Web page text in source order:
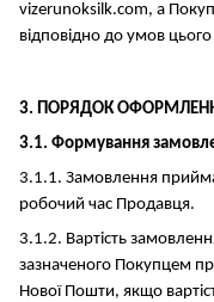
vizerunoksilk.com, а
відповідно до умов
3. ПОРЯДОК
3.1. Формування
3.1.1. Замовлення
робочий час Продавця.
3.1.2. Вартість
зазначеного Покупцем
Нової Пошти, якщо